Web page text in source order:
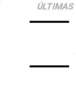
ÚLTIMAS